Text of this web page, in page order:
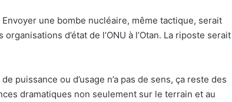
une bombe nucléaire, même tactique, serait
d’état de l’ONU à l’Otan. La riposte serait
puissance ou d’usage n’a pas de sens, ça reste des
dramatiques non seulement sur le terrain et au